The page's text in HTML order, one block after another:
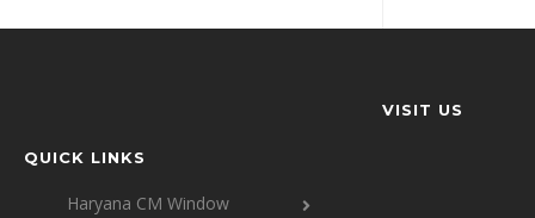
QUICK LINKS
Haryana CM Window
VISIT US